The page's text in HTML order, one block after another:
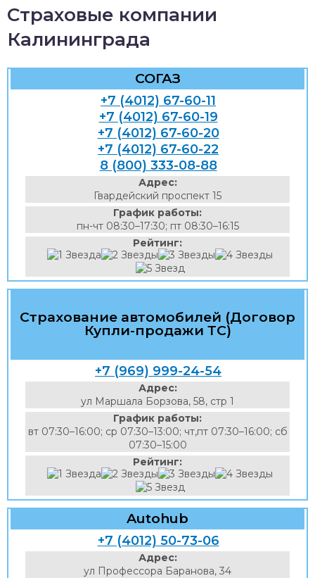
Страховые компании
Калининграда
СОГАЗ
+7 (4012) 67-60-11
+7 (4012) 67-60-19
+7 (4012) 67-60-20
+7 (4012) 67-60-22
8 (800) 333-08-88
Адрес:
Гвардейский проспект 15
График работы:
пн-чт 08:30–17:30; пт 08:30–16:15
Рейтинг:
Страхование автомобилей (Договор
Купли-продажи ТС)
+7 (969) 999-24-54
Адрес:
ул Маршала Борзова, 58, стр 1
График работы:
вт 07:30–16:00; ср 07:30–13:00; чт,пт 07:30–16:00; сб
07:30–15:00
Рейтинг:
Autohub
+7 (4012) 50-73-06
Адрес:
ул Профессора Баранова, 34